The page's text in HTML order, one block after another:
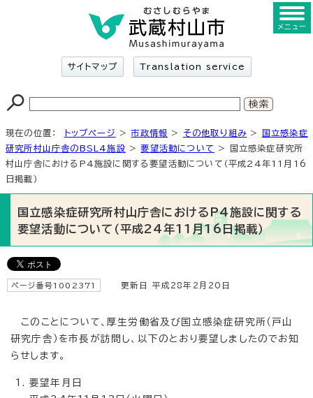
サイトマップ Translation service
メニュー
現在の位置： トップページ >市政情報 > その他取り組み >
国立感染症
研究所村山庁舎のBSL4施設 >要望活動について
> 国立感染症研究所
村山庁舎におけるP4施設に関する要望活動について（平成24年11月16
日掲載）
国立感染症研究所村山庁舎におけるP4施設に関する
要望活動について（平成24年11月16日掲載）
ページ番号1002371 更新日 平成28年2月20日
このことについて、厚生労働省及び国立感染症研究所（戸山
研究庁舎）を市長が訪問し、以下のとおり要望しましたのでお知
らせします。
要望年月日